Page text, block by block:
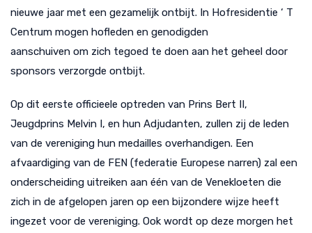
nieuwe jaar met een gezamelijk ontbijt. In Hofresidentie ‘ T
Centrum mogen hofleden en genodigden
aanschuiven om zich tegoed te doen aan het geheel door
sponsors verzorgde ontbijt.
Op dit eerste officieele optreden van Prins Bert II,
Jeugdprins Melvin I, en hun Adjudanten, zullen zij de leden
van de vereniging hun medailles overhandigen. Een
afvaardiging van de FEN (federatie Europese narren) zal een
onderscheiding uitreiken aan één van de Venekloeten die
zich in de afgelopen jaren op een bijzondere wijze heeft
ingezet voor de vereniging. Ook wordt op deze morgen het